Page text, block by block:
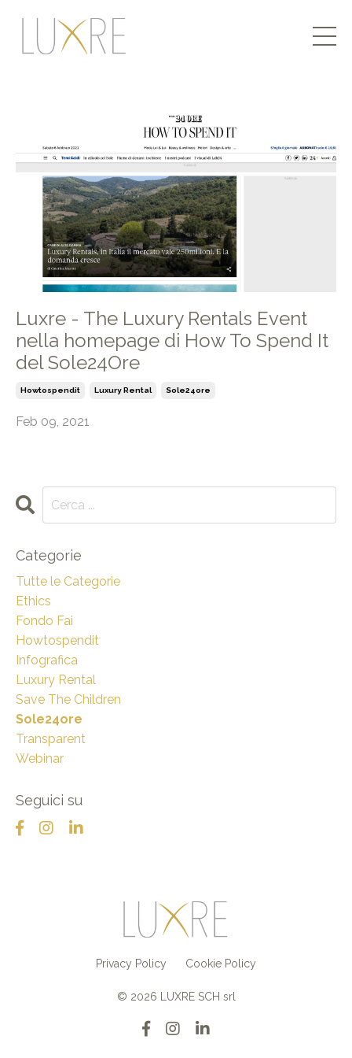
Luxre - The Luxury Rentals Event
nella homepage di How To Spend It
del Sole24Ore
Howtospendit Luxury Rental Sole24ore
Feb 09, 2021
Categorie
Tutte le Categorie
Ethics
Fondo Fai
Howtospendit
Infografica
Luxury Rental
Save The Children
Sole24ore
Transparent
Webinar
Seguici su
Privacy Policy Cookie Policy
© 2026 LUXRE SCH srl